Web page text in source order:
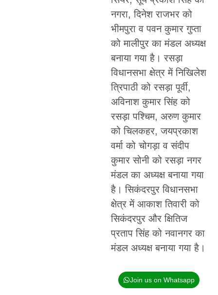
नगरा, दिनेश राजभर को
भीमपुरा व पवन कुमार गुप्ता
को मालीपुर का मंडल अध्यक्ष
बनाया गया है। रसड़ा
विधानसभा क्षेत्र में निखिलेश
त्रिपाठी को रसड़ा पूर्वी,
अविनाश कुमार सिंह को
रसड़ा पश्चिम, अरुण कुमार
को चिलकहर, जयप्रकाश
वर्मा को चोगड़ा व संदीप
कुमार सोनी को रसड़ा नगर
मंडल का अध्यक्ष बनाया गया
है। सिकंदरपुर विधानसभा
क्षेत्र में आकाश तिवारी को
सिकंदरपुर और क्षितिज
प्रताप सिंह को नवानगर का
मंडल अध्यक्ष बनाया गया है।
Join us on Whatsapp